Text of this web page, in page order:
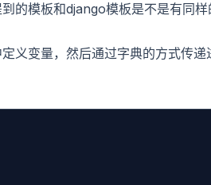
的模板和django模板是不是有同
义变量，然后通过字典的方式传递